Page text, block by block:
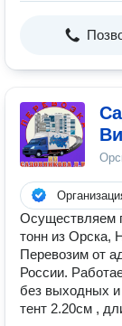
Осуществляем
тонн из Орска,
Перевозим от
России.
без выходных
тент 2.20см ,